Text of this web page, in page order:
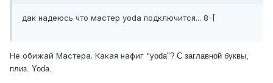
дак надеюсь что мастер yoda подключится... 8-[
Не обижай Мастера. Какая нафиг "yoda"? С заглавной буквы,
плиз. Yoda.